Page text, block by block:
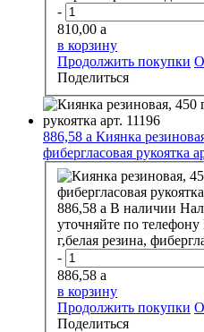
-
810,00 a
в корзину
Продолжить покупки
Поделиться
886,58 a Киянка
фибергласовая рукоятка
886,58 a В наличии
уточняйте по телефону
г,белая резина,
-
886,58 a
в корзину
Продолжить покупки
Поделиться